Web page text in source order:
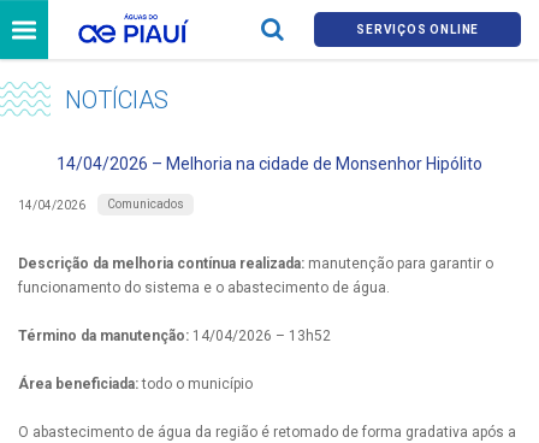
SERVIÇOS ONLINE
NOTÍCIAS
14/04/2026 – Melhoria na cidade de Monsenhor Hipólito
14/04/2026 Comunicados
Descrição da melhoria contínua realizada: manutenção para garantir o
funcionamento do sistema e o abastecimento de água.
Término da manutenção: 14/04/2026 – 13h52
Área beneficiada:todo o município
O abastecimento de água da região é retomado de forma gradativa após a